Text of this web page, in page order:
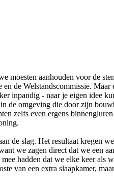
aanhouden voor de
de Welstandscommissie.
inpandig - naar je eigen idee
de omgeving die door zijn
zelfs even ergens
slag. Het resultaat kregen
we zagen direct dat we een
hadden dat we elke keer
van een extra slaapkamer,